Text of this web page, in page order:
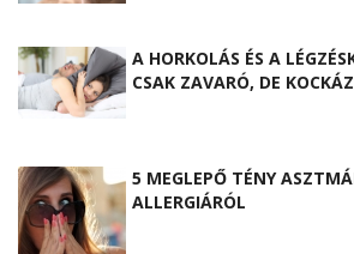
A HORKOLÁS ÉS A
CSAK ZAVARÓ, DE
5 MEGLEPŐ TÉNY
ALLERGIÁRÓL